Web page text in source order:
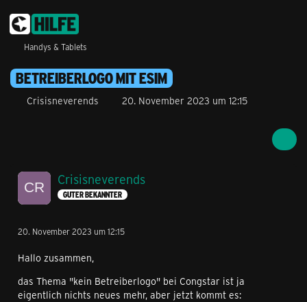
Handys & Tablets
BETREIBERLOGO MIT ESIM
Crisisneverends 20. November 2023 um 12:15
Crisisneverends
GUTER BEKANNTER
20. November 2023 um 12:15
Hallo zusammen,
das Thema "kein Betreiberlogo" bei Congstar ist ja
eigentlich nichts neues mehr, aber jetzt kommt es: